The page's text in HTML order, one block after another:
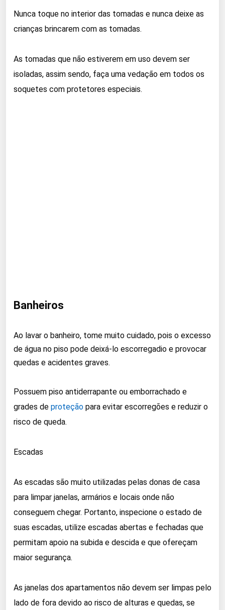
Nunca toque no interior das tomadas e nunca deixe as
crianças brincarem com as tomadas.
As tomadas que não estiverem em uso devem ser
isoladas, assim sendo, faça uma vedação em todos os
soquetes com protetores especiais.
Banheiros
Ao lavar o banheiro, tome muito cuidado, pois o excesso
de água no piso pode deixá-lo escorregadio e provocar
quedas e acidentes graves.
Possuem piso antiderrapante ou emborrachado e
grades de proteção para evitar escorregões e reduzir o
risco de queda.
Escadas
As escadas são muito utilizadas pelas donas de casa
para limpar janelas, armários e locais onde não
conseguem chegar. Portanto, inspecione o estado de
suas escadas, utilize escadas abertas e fechadas que
permitam apoio na subida e descida e que ofereçam
maior segurança.
As janelas dos apartamentos não devem ser limpas pelo
lado de fora devido ao risco de alturas e quedas, se